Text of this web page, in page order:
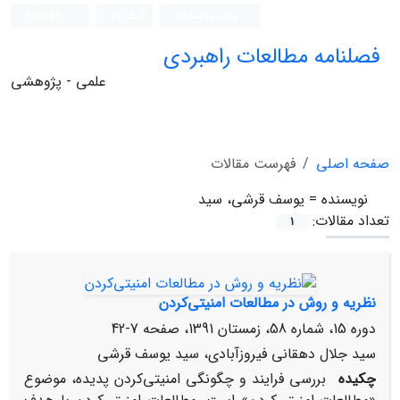
فصلنامه مطالعات راهبردی
علمی - پژوهشی
صفحه اصلی
فهرست مقالات
نویسنده = یوسف قرشی، سید
تعداد مقالات:
1
نظریه و روش در مطالعات امنیتی‌کردن
دوره 15، شماره 58، زمستان 1391، صفحه
7-42
سید جلال دهقانی فیروزآبادی، سید یوسف قرشی
چکیده بررسی فرایند و چگونگی امنیتی‌کردن پدیده، موضوع